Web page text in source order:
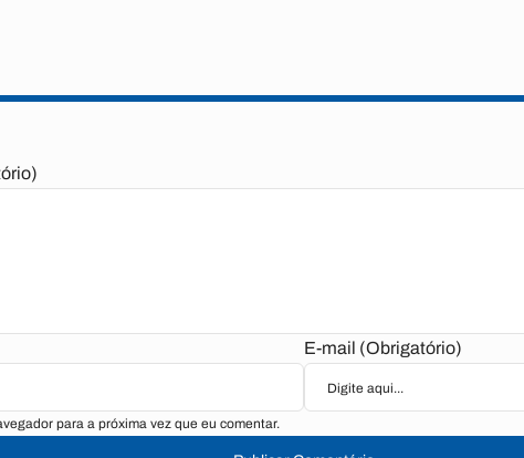
E-mail (Obrigatório)
para a próxima vez que eu comentar.